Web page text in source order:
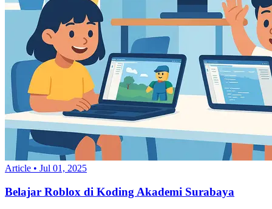
Article • Jul 01, 2025
Belajar Roblox di Koding Akademi Surabaya